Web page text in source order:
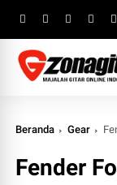
Beranda Gear
Fender